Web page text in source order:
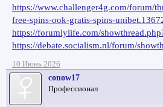
https://www.challenger4g.com/forum/
free-spins-ook-gratis-spins-
https://forumlylife.com/
https://debate.socialism.nl/forum/
10 Июнь 2026
conow17
Профессионал